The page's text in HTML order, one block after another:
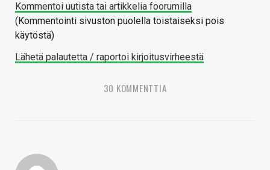
Kommentoi uutista tai artikkelia foorumilla
(Kommentointi sivuston puolella toistaiseksi pois
käytöstä)
Lähetä palautetta / raportoi kirjoitusvirheestä
30 KOMMENTTIA